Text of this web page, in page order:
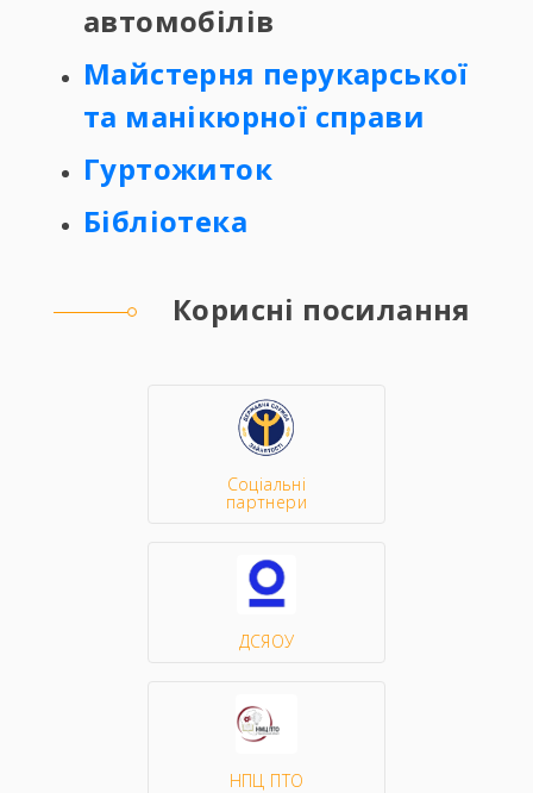
автомобілів
Майстерня перукарської
та манікюрної справи
Гуртожиток
Бібліотека
Корисні посилання
Соціальні
партнери
ДСЯОУ
НПЦ ПТО